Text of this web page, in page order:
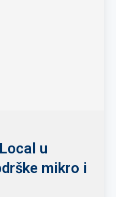
u
mikro i